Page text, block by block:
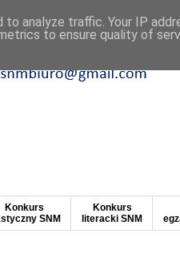
Konkurs
SNM
Konkurs
literacki SNM
analyze traffic. Your IP
to ensure quality of